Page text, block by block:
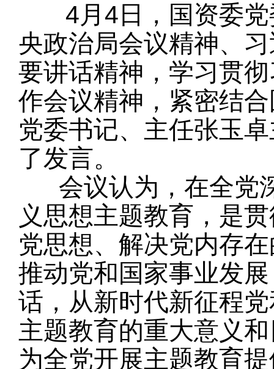
4月4日，国资委党
央政治局会议精神、
要讲话精神，学习贯
作会议精神，紧密结
党委书记、主任张玉
了发言。
会议认为，在全党
义思想主题教育，是
党思想、解决党内存
推动党和国家事业发
话，从新时代新征程
主题教育的重大意义
为全党开展主题教育